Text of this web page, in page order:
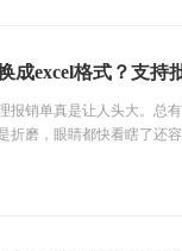
成excel格式？支持
报销单真是让人头大。总
折磨，眼睛都快看瞎了还
动加加减减了。那么怎么